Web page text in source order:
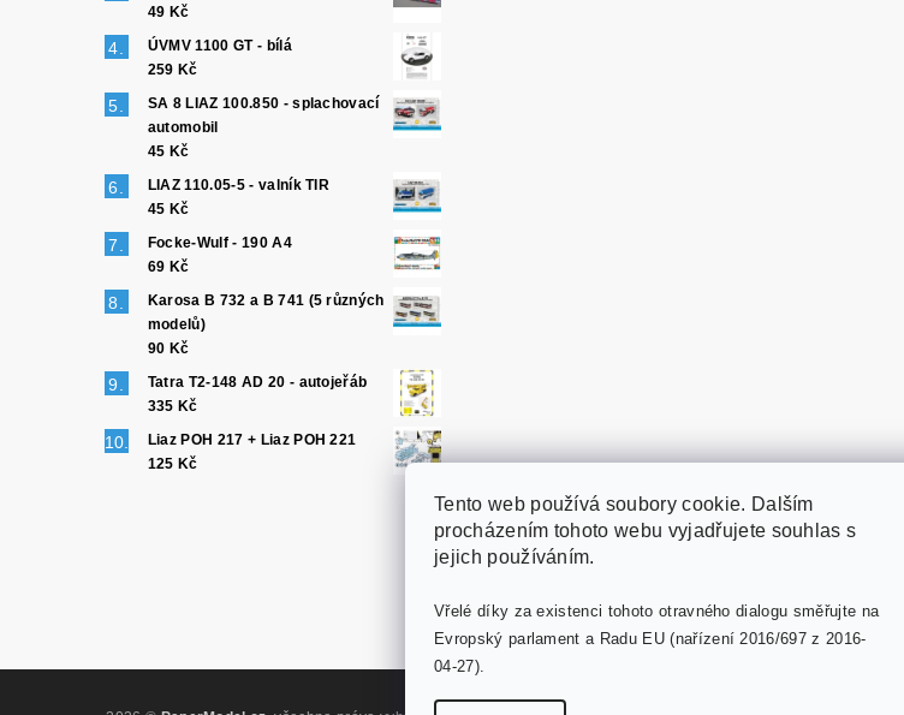
49 Kč
ÚVMV 1100 GT - bílá
259 Kč
SA 8 LIAZ 100.850 - splachovací
automobil
45 Kč
LIAZ 110.05-5 - valník TIR
45 Kč
Focke-Wulf - 190 A4
69 Kč
Karosa B 732 a B 741 (5 různých
modelů)
90 Kč
Tatra T2-148 AD 20 - autojeřáb
335 Kč
Liaz POH 217 + Liaz POH 221
125 Kč
PaperModel.cz
Tento web používá soubory cookie. Dalším
procházením tohoto webu vyjadřujete souhlas s
jejich používáním.
Vřelé díky za existenci tohoto otravného dialogu směřujte na
Evropský parlament a Radu EU (nařízení 2016/697 z 2016-
04-27).